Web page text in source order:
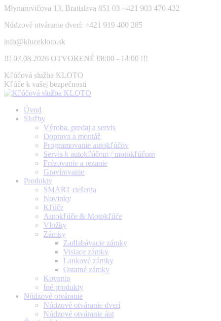
Skip
content
Mlynarovičova 13, Bratislava 851 03 +421 903 470 432
Núdzové otváranie dverí: +421 919 400 285
info@klucekloto.sk
!!! 07.08.2026 OTVORENÉ 08:00 - 14:00 !!!
Facebook
page
opens
new
window
Kľúčová služba KLOTO
Kľúče k vašej bezpečnosti
Úvod
Služby
Výroba, predaj a servis
Doprava a montáž
Programovanie autokľúčov
Servis k autokľúčom / motokľúčom
Frézovanie a rezanie
Gravírovanie
Produkty
SMART riešenia
Novinky
Kľúče
Autokľúče & Motokľúče
Vložky
Zámky
Zadlabávacie zámky
Visiace zámky
Lankové zámky
Ostatné zámky
Kovania
Iné produkty
Núdzové otváranie
Núdzové otváranie dverí
Núdzové otváranie áut